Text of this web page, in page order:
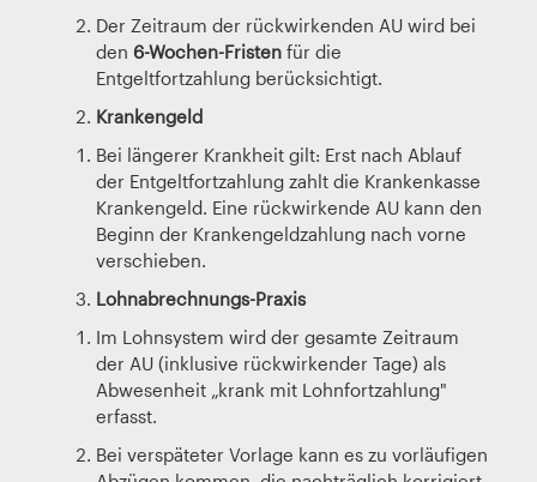
Der Zeitraum der rückwirkenden AU wird bei
den 6-Wochen-Fristen für die
Entgeltfortzahlung berücksichtigt.
Krankengeld
Bei längerer Krankheit gilt: Erst nach Ablauf
der Entgeltfortzahlung zahlt die Krankenkasse
Krankengeld. Eine rückwirkende AU kann den
Beginn der Krankengeldzahlung nach vorne
verschieben.
Lohnabrechnungs-Praxis
Im Lohnsystem wird der gesamte Zeitraum
der AU (inklusive rückwirkender Tage) als
Abwesenheit „krank mit Lohnfortzahlung"
erfasst.
Bei verspäteter Vorlage kann es zu vorläufigen